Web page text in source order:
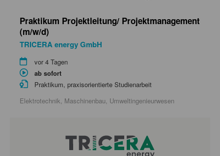
Praktikum Projektleitung/ Projektmanagement
(m/w/d)
TRICERA energy GmbH
vor 4 Tagen
ab sofort
Praktikum, praxisorientierte Studienarbeit
Elektrotechnik, Maschinenbau, Umweltingenieurwesen